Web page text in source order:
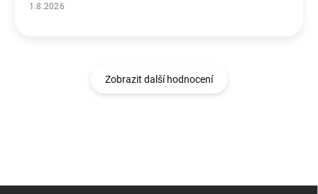
1.8.2026
Zobrazit další hodnocení